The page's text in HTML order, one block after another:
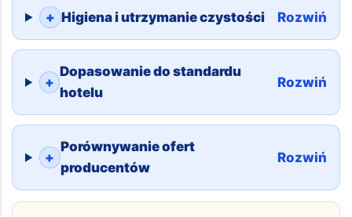
+
+
Dopasowanie do standardu
+
Porównywanie ofert